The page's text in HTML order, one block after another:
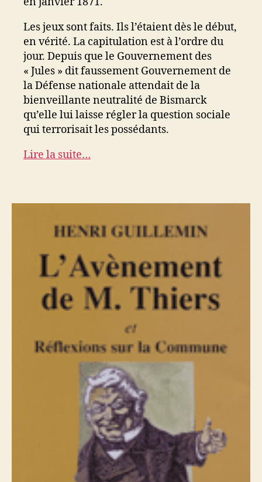
Les jeux sont faits. Ils l’étaient dès le début,
en vérité. La capitulation est à l’ordre du
jour. Depuis que le Gouvernement des
« Jules » dit faussement Gouvernement de
la Défense nationale attendait de la
bienveillante neutralité de Bismarck
qu’elle lui laisse régler la question sociale
qui terrorisait les possédants.
Lire la suite…